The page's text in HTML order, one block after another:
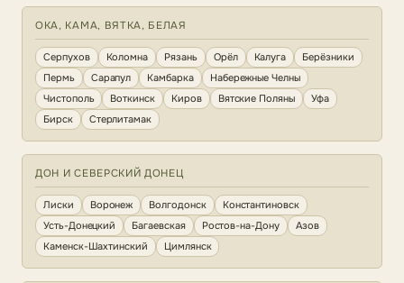
ОКА, КАМА, ВЯТКА, БЕЛАЯ
Серпухов Коломна Рязань Орёл Калуга
Берёзники
Пермь
Сарапул Камбарка
Набережные Челны
Чистополь
Воткинск Киров Вятские Поляны
Уфа
Бирск
Стерлитамак
ДОН И СЕВЕРСКИЙ ДОНЕЦ
Лиски Воронеж Волгодонск
Константиновск
Усть-Донецкий
Багаевская Ростов-на-Дону
Азов
Каменск-Шахтинский
Цимлянск